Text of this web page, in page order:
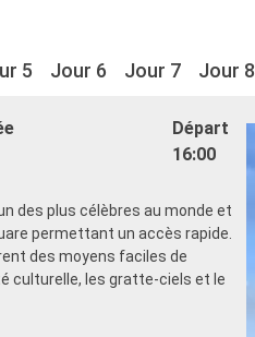
5 Jour 6 Jour 7 Jour 8
Départ
16:00
des plus célèbres au monde et
permettant un accès rapide.
des moyens faciles de
culturelle, les gratte-ciels et le